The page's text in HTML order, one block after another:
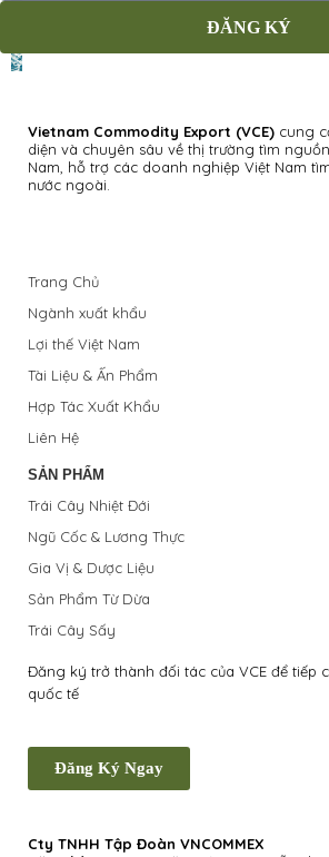
ĐĂNG KÝ
Vietnam Commodity Export (VCE) cung
diện và chuyên sâu về thị trường tìm
Nam, hỗ trợ các doanh nghiệp Việt Nam
nước ngoài.
Trang Chủ
Ngành xuất khẩu
Lợi thế Việt Nam
Tài Liệu & Ấn Phẩm
Hợp Tác Xuất Khẩu
Liên Hệ
SẢN PHẨM
Trái Cây Nhiệt Đới
Ngũ Cốc & Lương Thực
Gia Vị & Dược Liệu
Sản Phẩm Từ Dừa
Trái Cây Sấy
Đăng ký trở thành đối tác của VCE để tiếp
quốc tế
Đăng Ký Ngay
Cty TNHH Tập Đoàn VNCOMMEX